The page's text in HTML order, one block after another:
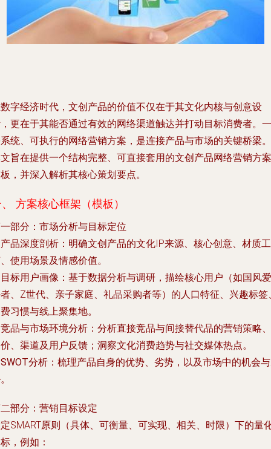
字经济时代，文创产品的价值不仅在于其文化内核与创意设
更在于其能否通过有效的网络渠道触达并打动目标消费者。一
统、可执行的网络营销方案，是连接产品与市场的关键桥梁。
旨在提供一个结构完整、可直接套用的文创产品网络营销方案
，并深入解析其核心策划要点。
方案核心框架（模板）
部分：市场分析与目标定位
产品深度剖析 ：明确文创产品的文化IP来源、核心创意、材质工
使用场景及情感价值。
目标用户画像 ：基于数据分析与调研，描绘核心用户（如国风爱
、Z世代、亲子家庭、礼品采购者等）的人口特征、兴趣标签
习惯与线上聚集地。
竞品与市场环境分析 ：分析直接竞品与间接替代品的营销策略、
、渠道及用户反馈；洞察文化消费趋势与社交媒体热点。
SWOT分析 ：梳理产品自身的优势、劣势，以及市场中的机会
部分：营销目标设定
SMART原则（具体、可衡量、可实现、相关、时限）下的量
，例如：